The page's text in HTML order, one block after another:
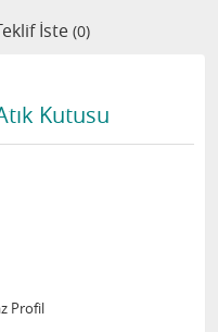
İste (0)
Kutusu
Profil